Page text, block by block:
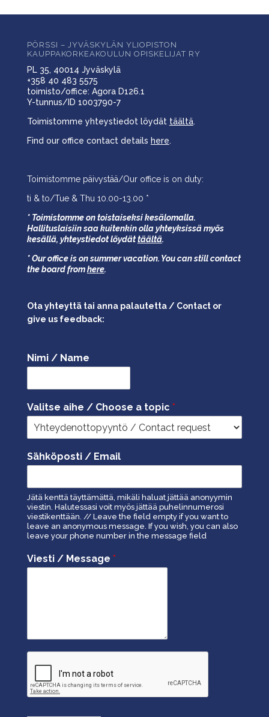
PÖRSSI – JYVÄSKYLÄN YLIOPISTON
KAUPPAKORKEAKOULUN OPISKELIJAT RY
PL 35, 40014 Jyväskylä
+358 40 483 5575
toimisto/office: Agora D126.1
Y-tunnus/ID 1003790-7
Toimistomme yhteystiedot löydät täältä.
Find our office contact details here.
Toimistomme päivystää/Our office is on duty:
ti & to/Tue & Thu 10.00-13.00 *
* Toimistomme on toistaiseksi kesälomalla.
Hallituslaisiin saa kuitenkin olla yhteyksissä myös
kesällä, yhteystiedot löydättäältä.
* Our office is on summer vacation. You can still contact
the board fromhere.
Ota yhteyttä tai anna palautetta / Contact or
give us feedback:
Nimi / Name
Valitse aihe / Choose a topic *
Sähköposti / Email
Jätä kenttä täyttämättä, mikäli haluat jättää anonyymin
viestin. Halutessasi voit myös jättää puhelinnumerosi
viestikenttään. // Leave the field empty if you want to
leave an anonymous message. If you wish, you can also
leave your phone number in the message field
Viesti / Message *